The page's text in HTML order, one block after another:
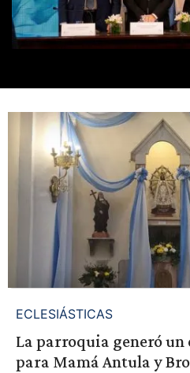
ECLESIÁSTICAS
La parroquia generó un
para Mamá Antula y